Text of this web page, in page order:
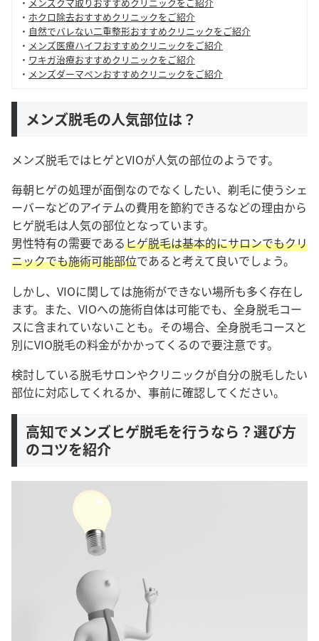
・ ホクロ除去おすすめクリニックをご紹介
・ 自然でバレない二重整形おすすめクリニックをご紹介
・ メンズ医療ハイフおすすめクリニックをご紹介
・ ワキガ治療おすすめクリニックをご紹介
・ メンズダーマペンおすすめクリニックをご紹介
メンズ脱毛の人気部位は？
メンズ脱毛ではヒゲとVIOが人気の部位のようです。
毎朝ヒゲの処理が面倒なのでなくしたい、剃毛に使うシェ
ーバーなどのアイテムの費用を節約できるなどの理由から
ヒゲ脱毛は人気の部位となっています。
男性特有の需要であるヒゲ脱毛は基本的にサロンでもクリ
ニックでも施術可能部位であると考えて良いでしょう。
しかし、VIOに関しては施術ができない場所も多く存在し
ます。また、VIOへの施術自体は可能でも、全身脱毛コー
スに含まれていないことも。その場合、全身脱毛コースと
別にVIO脱毛の料金がかかってくるので要注意です。
検討している脱毛サロンやクリニックが自分の脱毛したい
部位に対応してくれるか、事前に確認してください。
高知でメンズヒゲ脱毛を行うなら？選び方
のコツを紹介